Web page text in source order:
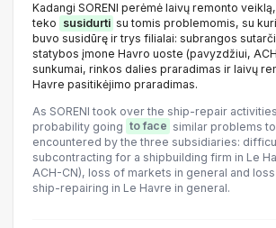
Kadangi SORENI perėmė laivų remonto
teko susidurti su tomis problemomis, su
buvo susidūrę ir trys filialai: subrangos
statybos įmone Havro uoste (pavyzdžiui,
sunkumai, rinkos dalies praradimas ir laivų
Havre pasitikėjimo praradimas.
As SORENI took over the ship-repair
probability going to face similar problems
encountered by the three subsidiaries:
subcontracting for a shipbuilding firm in Le
ACH-CN), loss of markets in general and
ship-repairing in Le Havre in general.